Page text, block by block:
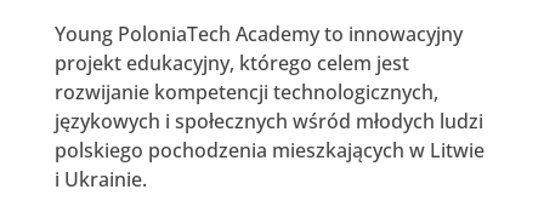
Young PoloniaTech Academy to innowacyjny
projekt edukacyjny, którego celem jest
rozwijanie kompetencji technologicznych,
językowych i społecznych wśród młodych ludzi
polskiego pochodzenia mieszkających w Litwie
i Ukrainie.